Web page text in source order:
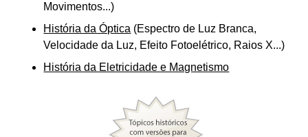
Movimentos...)
História da Óptica (Espectro de Luz Branca,
Velocidade da Luz, Efeito Fotoelétrico, Raios X...)
História da Eletricidade e Magnetismo